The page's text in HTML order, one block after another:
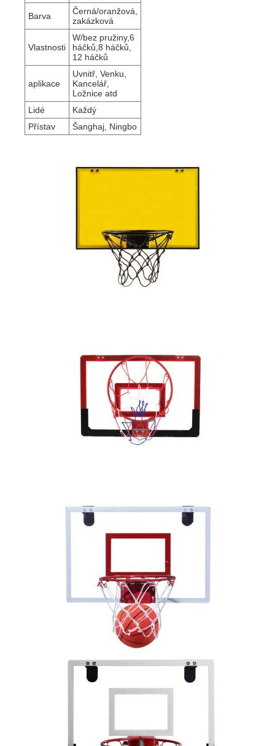
Barva
Černá/oranžová,
zakázková
Vlastnosti
W/bez pružiny,6
háčků,8 háčků,
12 háčků
aplikace
Uvnitř, Venku,
Kancelář,
Ložnice atd
Lidé
Každý
Přístav
Šanghaj, Ningbo